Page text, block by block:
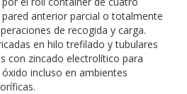
anterior parcial o totalmente
de recogida y carga.
en hilo trefilado y tubulares
con zincado electrolítico para
incluso en ambientes